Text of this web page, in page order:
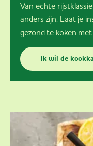
Van echte
anders zijn. Laat je
gezond te koken met
Ik wil de